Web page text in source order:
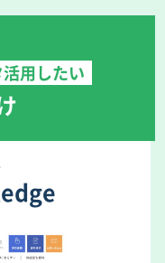
用したい